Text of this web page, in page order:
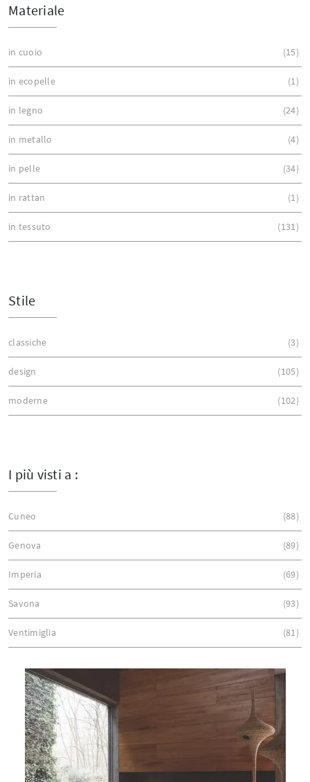
Materiale
in cuoio 15
in ecopelle 1
in legno 24
in metallo 4
in pelle 34
in rattan 1
in tessuto 131
Stile
classiche 3
design 105
moderne 102
I più visti a :
Cuneo 88
Genova 89
Imperia 69
Savona 93
Ventimiglia 81